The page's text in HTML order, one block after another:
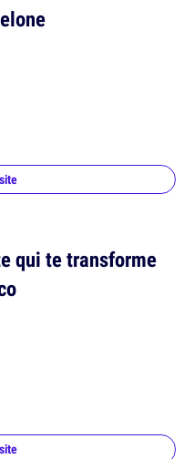
qui te transforme